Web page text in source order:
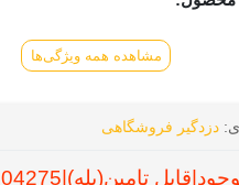
مشاهده همه ویژگی‌ها
دزدگیر فروشگاهی
تامین(بله)|09126104275